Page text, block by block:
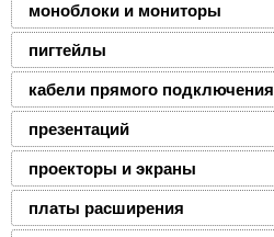
моноблоки и мониторы
пигтейлы
кабели прямого подключения
презентаций
проекторы и экраны
платы расширения